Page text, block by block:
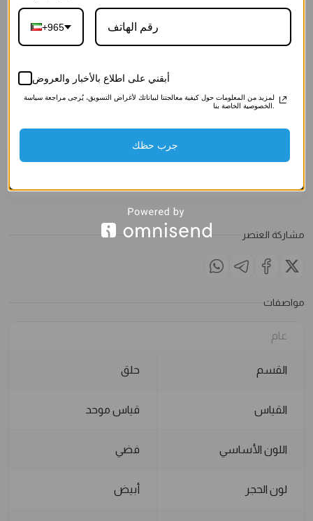
صناعي)
3.500 د.ك
الوردية(ورد
صناعي)
الفاخرة(ورد
صناعي)
الملاحظات
مشاركة العنصر
مواصفات
عام
القسم حلق
القياس قياس موحد
اللون الأساسي فضي
لون الحجر أبيض
+965
أبقني على اطلاع بالأخبار والعروض
لمزيد من المعلومات حول كيفية معالجتنا لبياناتك لأغراض التسويق، يُرجى مراجعة سياسة
جرب حظك